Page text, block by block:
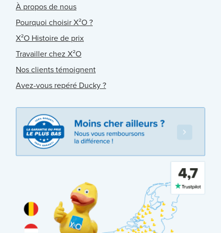
À propos de nous
Pourquoi choisir X²O ?
X²O Histoire de prix
Travailler chez X²O
Nos clients témoignent
Avez-vous repéré Ducky ?